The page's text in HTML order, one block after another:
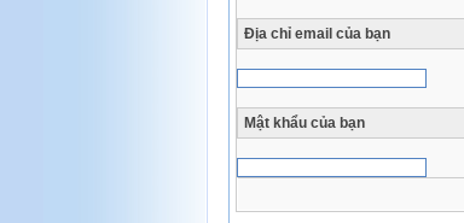
Địa chỉ email của bạn
Mật khẩu của bạn